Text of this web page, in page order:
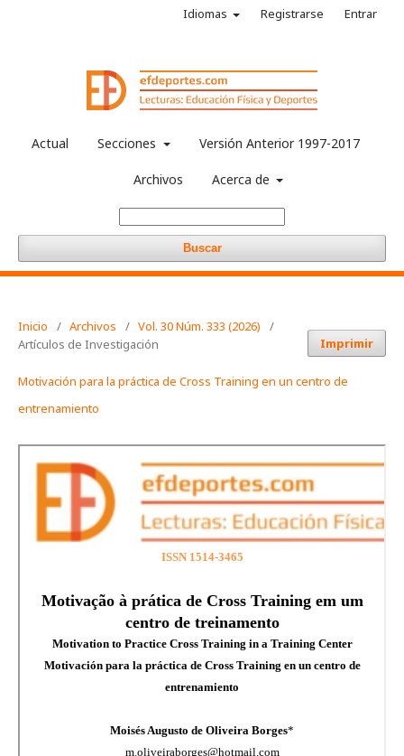
Actual Secciones Versión Anterior 1997-2017
Archivos Acerca de
Buscar
Idiomas Registrarse Entrar
Inicio / Archivos / Vol. 30 Núm. 333 (2026)
/
Artículos de Investigación
Imprimir
Motivación para la práctica de Cross Training en un centro de
entrenamiento